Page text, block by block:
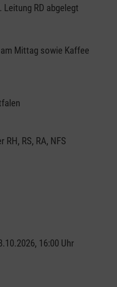
RD abgelegt
Mittag sowie Kaffee
Rettungsdienstmitarbeiter RH, RS, RA, NFS
16:00 Uhr